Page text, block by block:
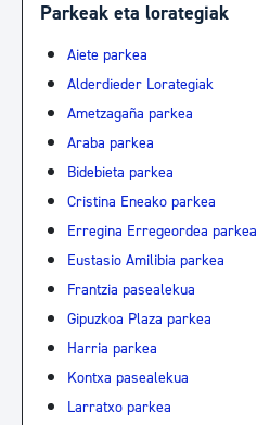
Parkeak eta lorategiak
Aiete parkea
Alderdieder Lorategiak
Ametzagaña parkea
Araba parkea
Bidebieta parkea
Cristina Eneako parkea
Erregina Erregeordea parkea
Eustasio Amilibia parkea
Frantzia pasealekua
Gipuzkoa Plaza parkea
Harria parkea
Kontxa pasealekua
Larratxo parkea